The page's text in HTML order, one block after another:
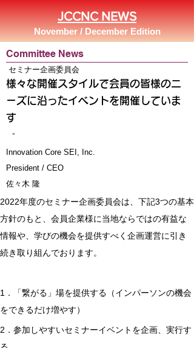
JCCNC NEWS
November / December Edition
Committee News
セミナー企画委員会
様々な開催スタイルで会員の皆様のニ
ーズに沿ったイベントを開催していま
す
-
Innovation Core SEI, Inc.
President / CEO
佐々木 隆
2022年度のセミナー企画委員会は、下記3つの基本
方針のもと、会員企業様に当地ならではの有益な
情報や、学びの機会を提供すべく企画運営に引き
続き取り組んでおります。
1．「繋がる」場を提供する（インパーソンの機会
をできるだけ増やす）
2．参加しやすいセミナーイベントを企画、実行す